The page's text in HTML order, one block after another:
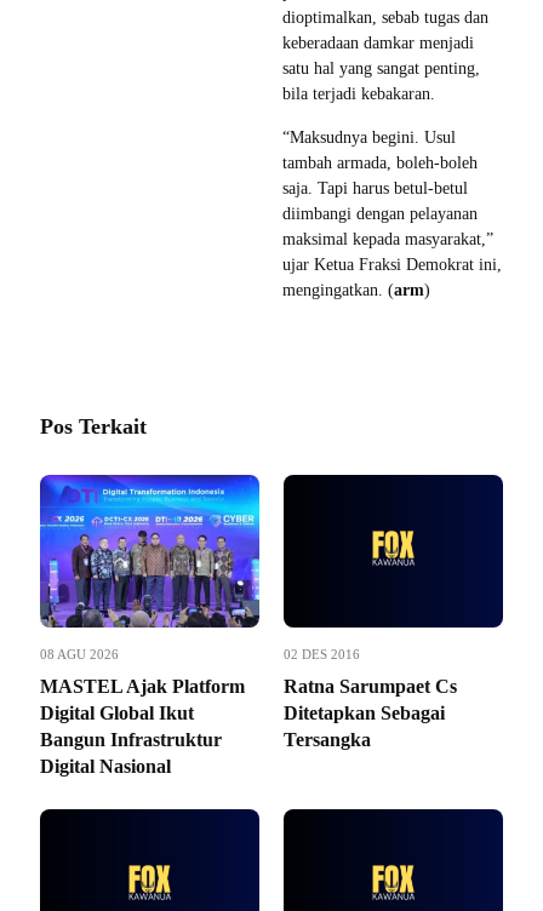
dioptimalkan, sebab tugas dan
keberadaan damkar menjadi
satu hal yang sangat penting,
bila terjadi kebakaran.
“Maksudnya begini. Usul
tambah armada, boleh-boleh
saja. Tapi harus betul-betul
diimbangi dengan pelayanan
maksimal kepada masyarakat,”
ujar Ketua Fraksi Demokrat ini,
mengingatkan. (arm)
Pos Terkait
08 AGU 2026
MASTEL Ajak Platform
Digital Global Ikut
Bangun Infrastruktur
Digital Nasional
02 DES 2016
Ratna Sarumpaet Cs
Ditetapkan Sebagai
Tersangka